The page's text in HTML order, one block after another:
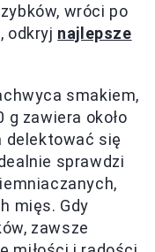
wróci po
odkryj najlepsze
smakiem,
g zawiera około
delektować się
sprawdzi
mięs. Gdy
zawsze